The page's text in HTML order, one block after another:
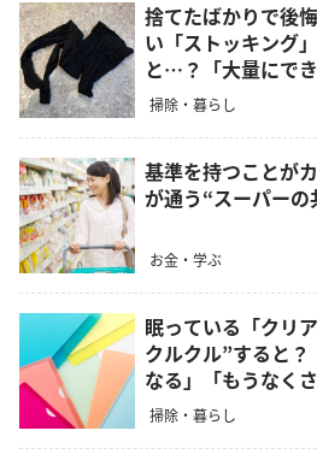
捨てたばかりで後
い「ストッキング
と…？「大量にでき
掃除・暮らし
基準を持つことが
が通う“スーパーの
お金・学ぶ
眠っている「クリ
クルクル”すると？
なる」「もうなくさ
掃除・暮らし